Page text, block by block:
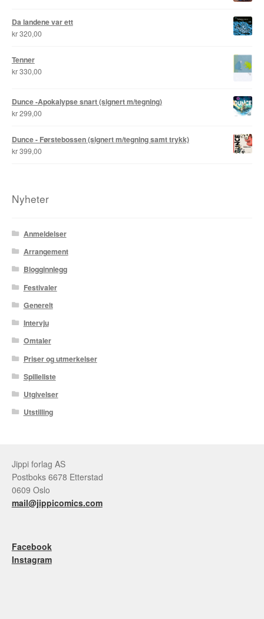
Tim Ng Tvedt
Tor Ærlig
Tore Strand Olsen
Trond Ivar Hansen
Til kassen
Ordrebekreftelse
Da landene var ett
kr320,00
Tenner
kr330,00
Dunce -Apokalypse snart (signert m/tegning)
kr299,00
Dunce - Førstebossen (signert m/tegning samt trykk)
kr399,00
Nyheter
Anmeldelser
Arrangement
Blogginnlegg
Festivaler
Generelt
Intervju
Omtaler
Priser og utmerkelser
Spilleliste
Utgivelser
Utstilling
Jippi forlag AS
Postboks 6678 Etterstad
0609 Oslo
mail@jippicomics.com
Facebook
Instagram